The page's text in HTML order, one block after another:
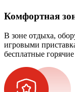
Комфортная
В зоне отдыха,
игровыми
бесплатные